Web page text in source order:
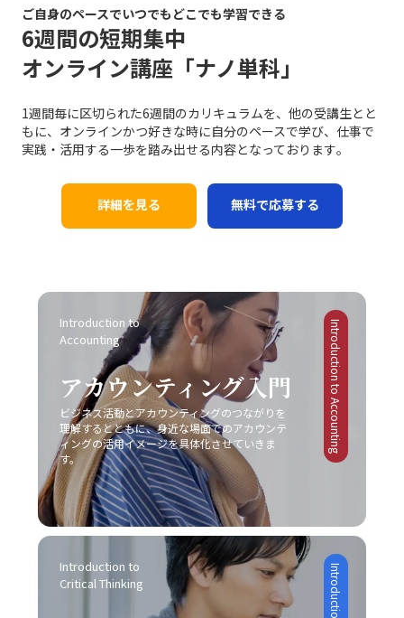
フミーティングでは、各参加者が同じゴールと進行予定を
共有することで、後の誤解を避けることができます。ま
た、日常的なコミュニケーションにおいても、相手の表情
や声のトーン、さらには話の流れからその理解度を汲み取
手の話し方をよく観察し、適宜「確認の質問」を挟むこと
で、対話の精度を高める手法を実践している方もいます。
さらに、後日話の内容を再整理し、改めて議論を行う「仕
な意思決定が必要なシーンでは、一度話題を持ち帰り、冷
静な判断のもとで再度議論を交わすことで、双方にとって
納得のいく結論に至ることが期待されます。最後に、自己
的なコミュニケーションの基盤となります。若手ビジネス
マンが自身のキャリアを磨く上で、これらの手法を実践す
ることは、長期的な成長にも大きく寄与するでしょう。こ
れらの具体的な対処戦略は、「仕事で話が噛み合わない人
との対処法」として多くのビジネスシーンで応用可能であ
り、適切に実践することで、業務効率やチームの生産性の
向上につながります。経験に基づく実践例を参考に、各自
の環境に合った方法を柔軟に取り入れる姿勢が求められま
す。 まとめ 以上のように、ビジネスにおけるコミュニケ
ーションの不調は、単なる一方的な問題ではなく、双方の
認識のズレや情報伝達の不備、さらには思考の整理不足か
ら来る複合的な現象です。特に「仕事で話が噛み合わない
人との対処法」としては、具体的な対策を講じることが不
可欠となります。まず、会議や打ち合わせの場では、前提
条件の確認や具体的な言葉選び、相手の理解度を逐一確認
する姿勢が求められます。次に、必要に応じて一度話を持
ち帰り、冷静に再度整理してから再挑戦するという柔軟性
た別の問題です。「ビジネスにおけるコミュニケーション
能力」においては、相手に正しく意図が伝わるかどうかが
重要であり、結果として行動変容が起こることが成功指標
となります。 また、コミュニケーションには必ずしも相
す。言葉だけでは伝えきれない非言語的要素、例えば身振
り手振りや表情、声のトーンなどが大きな役割を果たして
おり、これらを適切に使い分けることが求められます。誤
オンラインでの簡素なサインに依存しすぎると、真意が伝
わらず、結果として混乱が生じる恐れがあります。 さら
に、自分自身のバイアスにも気を付ける必要があります。
分の考えが常に正しいという前提に立たず、相手の立場や
背景を十分に理解しながら対話を進めることが、円滑なコ
ミュニケーションを促進します。 また、論理と感情のバ
ランスが重要です。ビジネスシーンでは、論理的な説明が
求められる場面も多い一方で、相手の感情に寄り添うこと
も必要不可欠です。論理だけでは伝え切れない部分や、感
情を込めた発信が不足していると、相手の共感を得ること
が難しくなり、結果的に意思疎通がうまくいかない可能性
があります。この点について、「ビジネスにおけるコミュ
ニケーション能力」の現場においては、感情表現と論理的
説明のバランスを取るための訓練が不可欠です。 さら
に、目的意識の欠如にも注意が必要です。コミュニケーシ
ョンは方法そのものが目的ではなく、最終的には相手に行
動変容を促すための手段です。目的が明確でないまま話を
進めると、どれだけテクニックを駆使しても、受信者にと
って重要なポイントが伝わらず、業務上の成果に結び付か
ない場合があります。そのため、事前に伝えたいポイント
や目的を明確にし、適切な手法を選択することが、効果的
ることで、競争相手の少ない領域を開拓します。高級車市
場におけるポルシェの例は、限られた層に対して圧倒的な
ブランド価値を提供する成功例と言えるでしょう。この戦
略は、レッドオーシャンの戦い方の一環として、自社の強
みや専門性を最大限に活かすための戦略として注目されて
グローバルな競争、そして顧客ニーズの多様化により、現
代の市場環境はかつてないほど複雑かつダイナミックにな
っています。さらに、デジタルトランスフォーメーション
な変革が起きています。このような時代で「レッドオーシ
タイムで把握し、消費者のニーズの変化に迅速に対応する
手法は、競合他社に先駆けた効果的な戦略です。SNSやオ
ンラインプラットフォームでのブランディングも、従来の
広告や宣伝方法とは一線を画す新たな方法として取り入れ
られています。このように、レッドオーシャンの戦い方に
おいては、伝統的な戦略と最新のテクノロジーを融合させ
ることで、競争優位性を確保する必要があるのです。 競
争における成功事例と失敗事例 現実のビジネスシーンに
おいて、レッドオーシャン 市場での成功事例と失敗事例
は多岐にわたります。成功した企業は、明確な戦略と確固
たる差別化、そして徹底したコスト管理を実践していま
す。たとえば、コカ・コーラは新市場としてチューハイ・
サワー市場に参入する際、徹底した市場調査と消費者ニー
ズの分析に基づく戦略展開により、短期間で一定の市場シ
ェアを獲得しました。また、トヨタ自動車は常に「カイゼ
ン」を徹底し、品質と効率性の向上を図ることで、激しい
競争環境においても堅実な成長を実現しています。 一方
働き方が広がる中で、自己管理能力が強く問われるように
なりました。その中で「後回し癖の改善」に取り組むこと
は、単なる習慣の見直しにとどまらず、自己のキャリア戦
略を見直すための重要な要素ともなっています。次のセク
すべきポイントについて詳述していきます。 先延ばし癖
の注意点 先延ばし癖に対して注意すべきポイントは多岐
に渡ります。まず、先延ばし癖が進行すると、日々の業務
高まります。仕事を着手するたびに「また先延ばしをして
しまった」という自己否定的な考えが自己評価を下げ、メ
ンタルの悪循環を生むことになります。また、タスクが山
性があります。プロジェクトの進行が遅れることで、チー
ムメンバー間の連携が乱れ、結果として全体のパフォーマ
ンスが低下するリスクがあります。これにより、個人の評
価が下がり、キャリア上の成長機会や重要なチャンスが逃
されることにつながります。そのため、先延ばし癖は単な
る個人的な問題に留まらず、社会人としての基礎力や信頼
性を左右する重大な問題と言えます。 ここで特に留意す
べきは、先延ばしの背景には「完璧主義」や「失敗恐怖
症」が密接に関係しているという点です。完璧主義者は、
全ての条件が整うのを待ってから行動するため、結果とし
てタスクが無期限に先延ばしにされる傾向があります。一
方、失敗を恐れる心理は、行動の最初の一歩を踏み出すこ
とさえも躊躇させ、結果として問題が先送りされる原因と
なります。こうした心理的要因への正しいアプローチなく
しては、「後回し癖の改善」は達成しにくいと言えるでし
ょう。 また、ADHDのような発達障害が原因の場合には、
個人の努力だけでは限界があることを認識し、専門の医療
ご自身のペースでいつでもどこでも学習できる
6週間の短期集中
オンライン講座「ナノ単科」
1週間毎に区切られた6週間のカリキュラムを、他の受講生とと
もに、オンラインかつ好きな時に自分のペースで学び、仕事で
実践・活用する一歩を踏み出せる内容となっております｡
詳細を見る 無料で応募する
Introduction to
Accounting
アカウンティング入門
ビジネス活動とアカウンティングのつながりを
理解するとともに、身近な場面でのアカウンテ
ィングの活用イメージを具体化させていきま
す。
Introduction to Accounting
Introduction to
Critical Thinking